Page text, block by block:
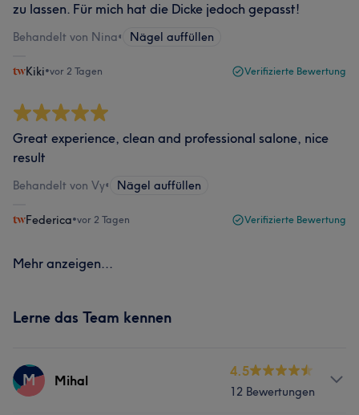
zu lassen. Für mich hat die Dicke jedoch gepasst!
Behandelt von Nina• Nägel auffüllen
Kiki•vor 2 Tagen Verifizierte Bewertung
Great experience, clean and professional salone, nice
result
Behandelt von Vy• Nägel auffüllen
Federica•vor 2 Tagen Verifizierte Bewertung
Mehr anzeigen...
Lerne das Team kennen
M Mihal
4.5
12 Bewertungen